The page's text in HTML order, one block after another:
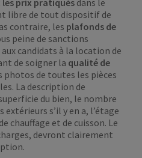
prix pratiqués dans le
libre de tout dispositif de
contraire, les plafonds de
peine de sanctions
candidats à la location de
de soigner la qualité de
photos de toutes les pièces
La description de
du bien, le nombre
extérieurs s’il y en a, l’étage
chauffage et de cuisson. Le
devront clairement